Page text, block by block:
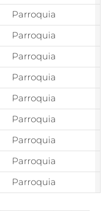
Parroquia
Parroquia
Parroquia
Parroquia
Parroquia
Parroquia
Parroquia
Parroquia
Parroquia